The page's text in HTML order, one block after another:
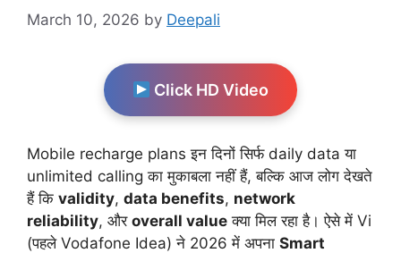
March 10, 2026 by Deepali
Click HD Video
Mobile recharge plans इन दिनों सिर्फ daily data या
unlimited calling का मुकाबला नहीं हैं, बल्कि आज लोग देखते
हैं कि validity, data benefits, network
reliability, और overall value क्या मिल रहा है। ऐसे में Vi
(पहले Vodafone Idea) ने 2026 में अपना Smart